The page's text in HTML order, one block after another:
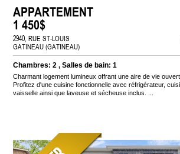
APPARTEMENT
1 450$
2940, RUE ST-LOUIS
GATINEAU (GATINEAU)
Chambres: 2 , Salles de bain: 1
Charmant logement lumineux offrant une aire de vie
Profitez d'une cuisine fonctionnelle avec réfrigérateur,
vaisselle ainsi que laveuse et sécheuse inclus. ...